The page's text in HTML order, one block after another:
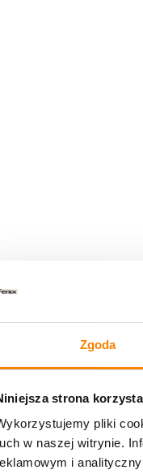
Zgoda
strona
pliki
w naszej witrynie.
i